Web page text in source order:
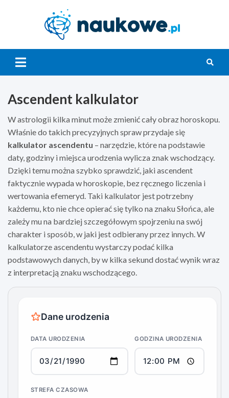
Ascendent kalkulator
W astrologii kilka minut może zmienić cały obraz horoskopu.
Właśnie do takich precyzyjnych spraw przydaje się
kalkulator ascendentu – narzędzie, które na podstawie
daty, godziny i miejsca urodzenia wylicza znak wschodzący.
Dzięki temu można szybko sprawdzić, jaki ascendent
faktycznie wypada w horoskopie, bez ręcznego liczenia i
wertowania efemeryd. Taki kalkulator jest potrzebny
każdemu, kto nie chce opierać się tylko na znaku Słońca, ale
zależy mu na bardziej szczegółowym spojrzeniu na swój
charakter i sposób, w jaki jest odbierany przez innych. W
kalkulatorze ascendentu wystarczy podać kilka
podstawowych danych, by w kilka sekund dostać wynik wraz
z interpretacją znaku wschodzącego.
Dane urodzenia
DATA URODZENIA GODZINA URODZENIA
STREFA CZASOWA